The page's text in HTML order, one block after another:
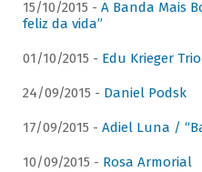
15/10/2015 - A Banda Mais
feliz da vida”
01/10/2015 - Edu Krieger Trio
24/09/2015 - Daniel Podsk
17/09/2015 - Adiel Luna /
10/09/2015 - Rosa Armorial